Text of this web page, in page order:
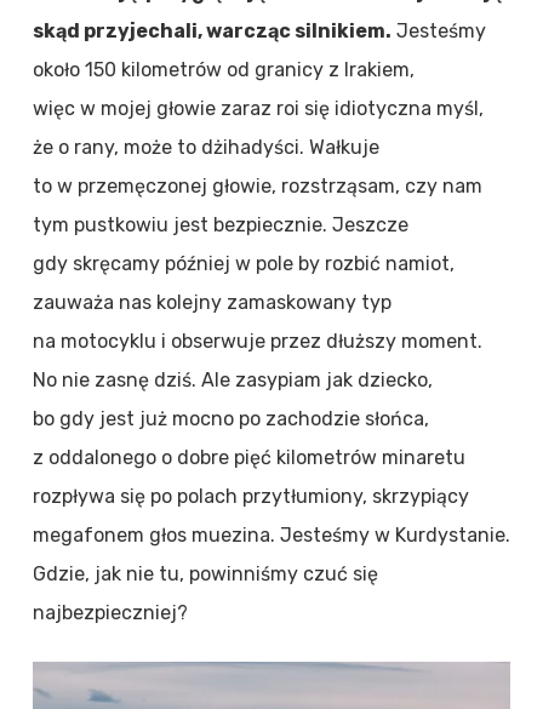
skąd przyjechali, warcząc silnikiem. Jesteśmy
około 150 kilometrów od granicy z Irakiem,
więc w mojej głowie zaraz roi się idiotyczna myśl,
że o rany, może to dżihadyści. Wałkuje
to w przemęczonej głowie, rozstrząsam, czy nam
tym pustkowiu jest bezpiecznie. Jeszcze
gdy skręcamy później w pole by rozbić namiot,
zauważa nas kolejny zamaskowany typ
na motocyklu i obserwuje przez dłuższy moment.
No nie zasnę dziś. Ale zasypiam jak dziecko,
bo gdy jest już mocno po zachodzie słońca,
z oddalonego o dobre pięć kilometrów minaretu
rozpływa się po polach przytłumiony, skrzypiący
megafonem głos muezina. Jesteśmy w Kurdystanie.
Gdzie, jak nie tu, powinniśmy czuć się
najbezpieczniej?